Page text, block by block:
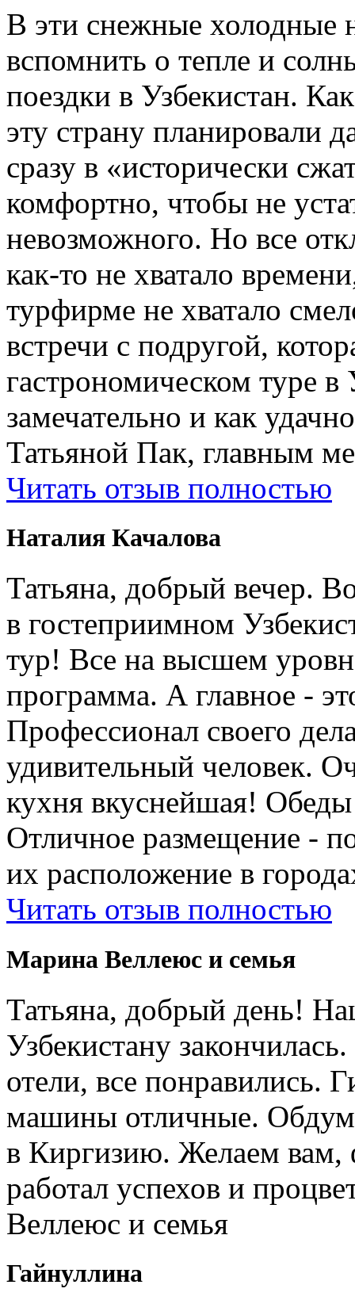
В эти снежные холодные
вспомнить о тепле и
поездки в Узбекистан.
эту страну планировали
сразу в «исторически
комфортно, чтобы не
невозможного. Но все
как-то не хватало
турфирме не хватало
встречи с подругой,
гастрономическом туре
замечательно и как
Татьяной Пак, главным
Читать отзыв полностью
Наталия Качалова
Татьяна, добрый вечер.
в гостеприимном
тур! Все на высшем
программа. А главное -
Профессионал своего
удивительный человек.
кухня вкуснейшая!
Отличное размещение -
их расположение в
Читать отзыв полностью
Марина Веллеюс и семья
Татьяна, добрый день!
Узбекистану
отели, все понравились.
машины отличные.
в Киргизию. Желаем вам,
работал успехов и
Веллеюс и семья
Гайнуллина